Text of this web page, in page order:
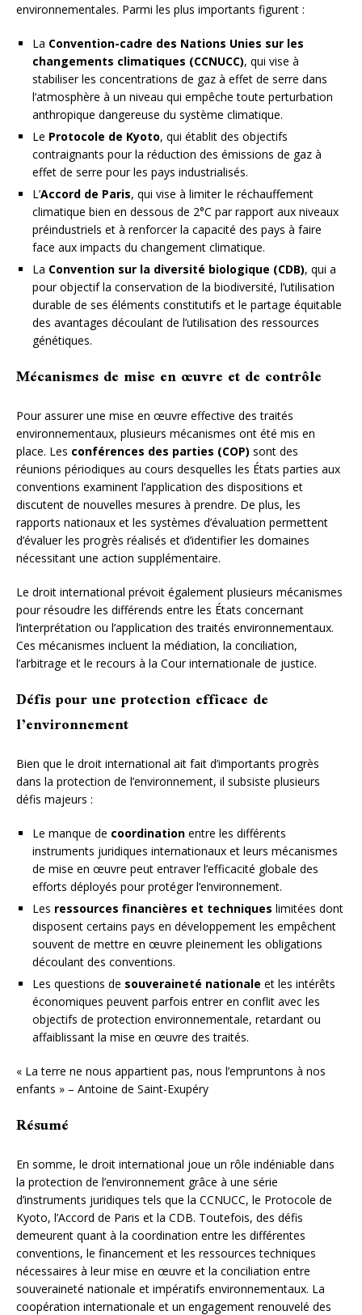
environnementales. Parmi les plus importants figurent :
La Convention-cadre des Nations Unies sur les
changements climatiques (CCNUCC), qui vise à
stabiliser les concentrations de gaz à effet de serre dans
l’atmosphère à un niveau qui empêche toute perturbation
anthropique dangereuse du système climatique.
Le Protocole de Kyoto, qui établit des objectifs
contraignants pour la réduction des émissions de gaz à
effet de serre pour les pays industrialisés.
L’Accord de Paris, qui vise à limiter le réchauffement
climatique bien en dessous de 2°C par rapport aux niveaux
préindustriels et à renforcer la capacité des pays à faire
face aux impacts du changement climatique.
La Convention sur la diversité biologique (CDB), qui a
pour objectif la conservation de la biodiversité, l’utilisation
durable de ses éléments constitutifs et le partage équitable
des avantages découlant de l’utilisation des ressources
génétiques.
Mécanismes de mise en œuvre et de contrôle
Pour assurer une mise en œuvre effective des traités
environnementaux, plusieurs mécanismes ont été mis en
place. Les conférences des parties (COP) sont des
réunions périodiques au cours desquelles les États parties aux
conventions examinent l’application des dispositions et
discutent de nouvelles mesures à prendre. De plus, les
rapports nationaux et les systèmes d’évaluation permettent
d’évaluer les progrès réalisés et d’identifier les domaines
nécessitant une action supplémentaire.
Le droit international prévoit également plusieurs mécanismes
pour résoudre les différends entre les États concernant
l’interprétation ou l’application des traités environnementaux.
Ces mécanismes incluent la médiation, la conciliation,
l’arbitrage et le recours à la Cour internationale de justice.
Défis pour une protection efficace de
l’environnement
Bien que le droit international ait fait d’importants progrès
dans la protection de l’environnement, il subsiste plusieurs
défis majeurs :
Le manque de coordination entre les différents
instruments juridiques internationaux et leurs mécanismes
de mise en œuvre peut entraver l’efficacité globale des
efforts déployés pour protéger l’environnement.
Les ressources financières et techniques limitées dont
disposent certains pays en développement les empêchent
souvent de mettre en œuvre pleinement les obligations
découlant des conventions.
Les questions de souveraineté nationale et les intérêts
économiques peuvent parfois entrer en conflit avec les
objectifs de protection environnementale, retardant ou
affaiblissant la mise en œuvre des traités.
« La terre ne nous appartient pas, nous l’empruntons à nos
enfants » – Antoine de Saint-Exupéry
Résumé
En somme, le droit international joue un rôle indéniable dans
la protection de l’environnement grâce à une série
d’instruments juridiques tels que la CCNUCC, le Protocole de
Kyoto, l’Accord de Paris et la CDB. Toutefois, des défis
demeurent quant à la coordination entre les différentes
conventions, le financement et les ressources techniques
nécessaires à leur mise en œuvre et la conciliation entre
souveraineté nationale et impératifs environnementaux. La
coopération internationale et un engagement renouvelé des